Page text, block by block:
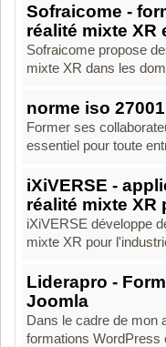
Sofraicome -
réalité mixte XR
Sofraicome propose
mixte XR dans les
norme iso 27001
Former ses
essentiel pour toute
iXiVERSE -
réalité mixte
iXiVERSE développe
mixte XR pour
Liderapro -
Joomla
Dans le cadre de mon
formations WordPress